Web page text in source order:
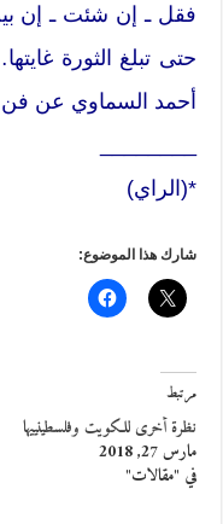
فقل ـ إن شئت ـ إن
حتى تبلغ الثورة
أحمد السماوي عن
*(الراي)
شارك هذا الموضوع:
مرتبط
نظرة أخرى للكويت وفلسطينييها
مارس 27, 2018
في "مقالات"